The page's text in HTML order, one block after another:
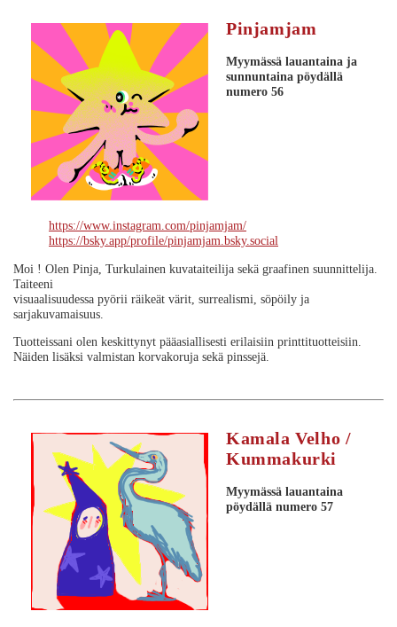
Pinjamjam
Myymässä lauantaina ja
sunnuntaina pöydällä
numero 56
https://www.instagram.com/pinjamjam/
https://bsky.app/profile/pinjamjam.bsky.social
Moi ! Olen Pinja, Turkulainen kuvataiteilija sekä graafinen suunnittelija.
Taiteeni
visuaalisuudessa pyörii räikeät värit, surrealismi, söpöily ja
sarjakuvamaisuus.
Tuotteissani olen keskittynyt pääasiallisesti erilaisiin printtituotteisiin.
Näiden lisäksi valmistan korvakoruja sekä pinssejä.
Kamala Velho /
Kummakurki
Myymässä lauantaina
pöydällä numero 57